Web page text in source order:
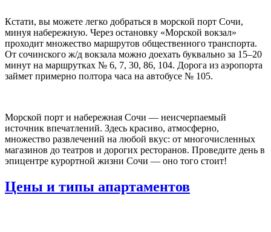
Кстати, вы можете легко добраться в морской порт Сочи,
минуя набережную. Через остановку «Морской вокзал»
проходит множество маршрутов общественного транспорта.
От сочинского ж/д вокзала можно доехать буквально за 15–20
минут на маршрутках № 6, 7, 30, 86, 104. Дорога из аэропорта
займет примерно полтора часа на автобусе № 105.
Морской порт и набережная Сочи — неисчерпаемый
источник впечатлений. Здесь красиво, атмосферно,
множество развлечений на любой вкус: от многочисленных
магазинов до театров и дорогих ресторанов. Проведите день в
эпицентре курортной жизни Сочи — оно того стоит!
Цены и типы апартаментов